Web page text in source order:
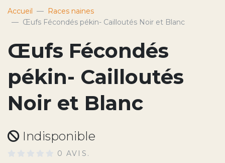
Accueil
Races naines
Œufs Fécondés pékin- Cailloutés Noir et Blanc
Œufs Fécondés
pékin- Cailloutés
Noir et Blanc
Indisponible
0 AVIS.